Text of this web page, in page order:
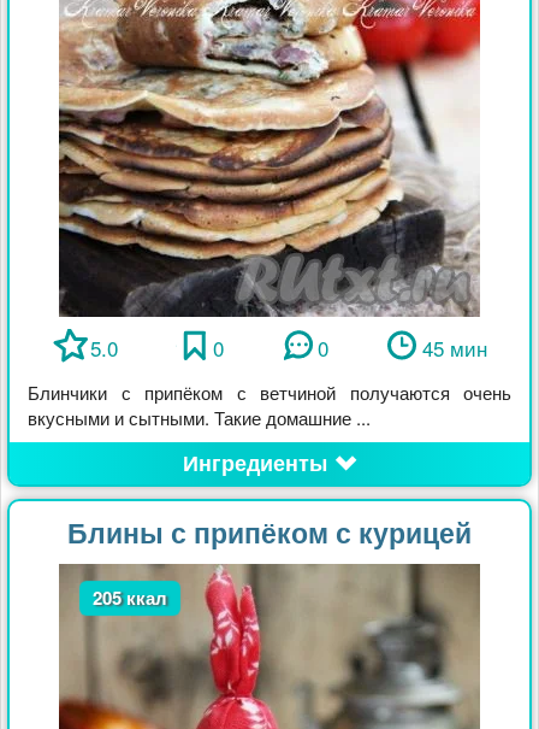
5.0 0 0 45 мин
Блинчики с припёком с ветчиной получаются очень
вкусными и сытными. Такие домашние ...
Ингредиенты
Блины с припёком с курицей
205 ккал